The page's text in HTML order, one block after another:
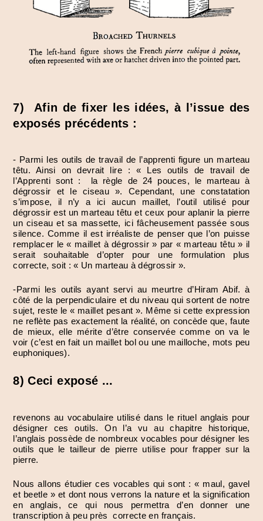
7) Afin de fixer les idées, à l’issue des
exposés précédents :
- Parmi les outils de travail de l’apprenti figure un marteau
têtu. Ainsi on devrait lire : « Les outils de travail de
l’Apprenti sont : la règle de 24 pouces, le marteau à
dégrossir et le ciseau ». Cependant, une constatation
s’impose, il n’y a ici aucun maillet, l’outil utilisé pour
dégrossir est un marteau têtu et ceux pour aplanir la pierre
un ciseau et sa massette, ici fâcheusement passée sous
silence. Comme il est irréaliste de penser que l’on puisse
remplacer le « maillet à dégrossir » par « marteau têtu » il
serait souhaitable d’opter pour une formulation plus
correcte, soit : « Un marteau à dégrossir ».
-Parmi les outils ayant servi au meurtre d’Hiram Abif. à
côté de la perpendiculaire et du niveau qui sortent de notre
sujet, reste le « maillet pesant ». Même si cette expression
ne reflète pas exactement la réalité, on concède que, faute
de mieux, elle mérite d’être conservée comme on va le
voir (c’est en fait un maillet bol ou une mailloche, mots peu
euphoniques).
8) Ceci exposé ...
revenons au vocabulaire utilisé dans le rituel anglais pour
désigner ces outils. On l’a vu au chapitre historique,
l’anglais possède de nombreux vocables pour désigner les
outils que le tailleur de pierre utilise pour frapper sur la
pierre.
Nous allons étudier ces vocables qui sont : « maul, gavel
et beetle » et dont nous verrons la nature et la signification
en anglais, ce qui nous permettra d’en donner une
transcription à peu près correcte en français.